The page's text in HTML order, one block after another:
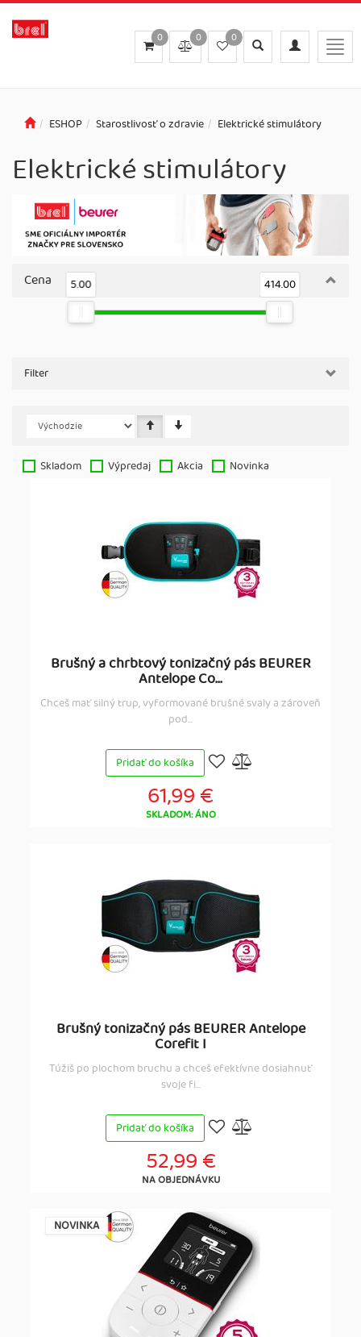
Toggle
navigation
Toggle
search
0
0
0
ESHOP Starostlivosť o zdravie Elektrické stimulátory
Elektrické stimulátory
Cena 5.00 414.00
Filter
Skladom Výpredaj Akcia Novinka
Brušný a chrbtový tonizačný pás BEURER
Antelope Co...
Chceš mať silný trup, vyformované brušné svaly a zároveň
pod...
Pridať do košíka
61,99 €
SKLADOM: ÁNO
Brušný tonizačný pás BEURER Antelope
Corefit I
Túžiš po plochom bruchu a chceš efektívne dosiahnuť
svoje fi...
Pridať do košíka
52,99 €
NA OBJEDNÁVKU
NOVINKA